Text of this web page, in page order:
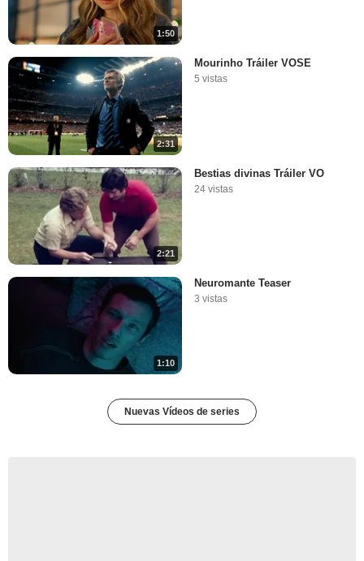
1:50
2:31
Mourinho Tráiler VOSE
5 vistas
2:21
Bestias divinas Tráiler VO
24 vistas
1:10
Neuromante Teaser
3 vistas
Nuevas Vídeos de series